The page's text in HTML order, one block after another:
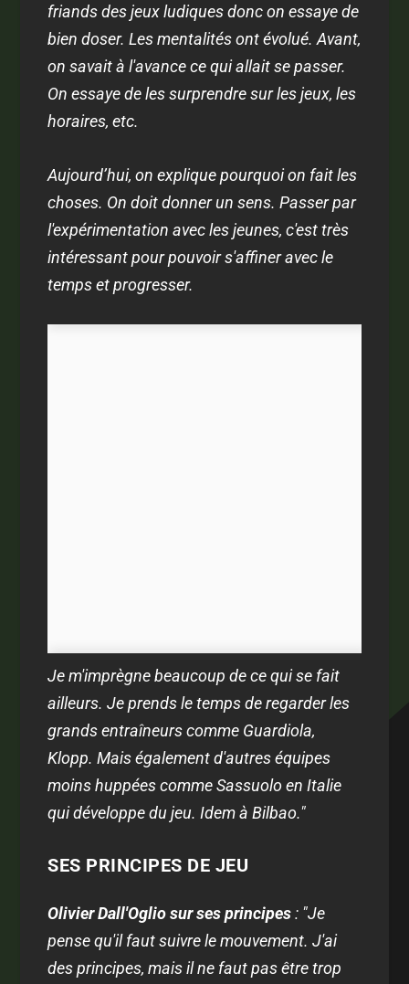
friands des jeux ludiques donc on essaye de
bien doser. Les mentalités ont évolué. Avant,
on savait à l'avance ce qui allait se passer.
On essaye de les surprendre sur les jeux, les
horaires, etc.
Aujourd’hui, on explique pourquoi on fait les
choses. On doit donner un sens. Passer par
l'expérimentation avec les jeunes, c'est très
intéressant pour pouvoir s'affiner avec le
temps et progresser.
Je m'imprègne beaucoup de ce qui se fait
ailleurs. Je prends le temps de regarder les
grands entraîneurs comme Guardiola,
Klopp. Mais également d'autres équipes
moins huppées comme Sassuolo en Italie
qui développe du jeu. Idem à Bilbao."
SES PRINCIPES DE JEU
Olivier Dall'Oglio sur ses principes: "Je
pense qu'il faut suivre le mouvement. J'ai
des principes, mais il ne faut pas être trop